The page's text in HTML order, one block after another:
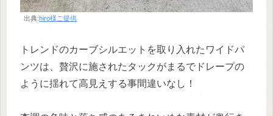
出典:hiro様ご提供
トレンドのカーブシルエットを取り入れたワイドパ
ンツは、贅沢に施されたタックがまるでドレープの
ように揺れて高見えする事間違いなし！